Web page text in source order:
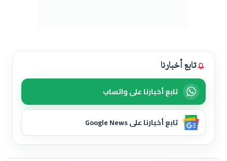
تابع أخبارنا
تابع أخبارنا على واتساب
تابع أخبارنا على Google News